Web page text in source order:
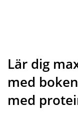
Lär dig
med
med